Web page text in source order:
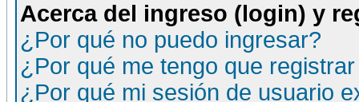
Acerca del ingreso (login) y
¿Por qué no puedo ingresar?
¿Por qué me tengo que
¿Por qué mi sesión de usuario